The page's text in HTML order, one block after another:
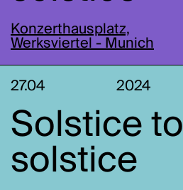
Konzerthausplatz,
Werksviertel - Munich
27.04 2024
Solstice to
solstice